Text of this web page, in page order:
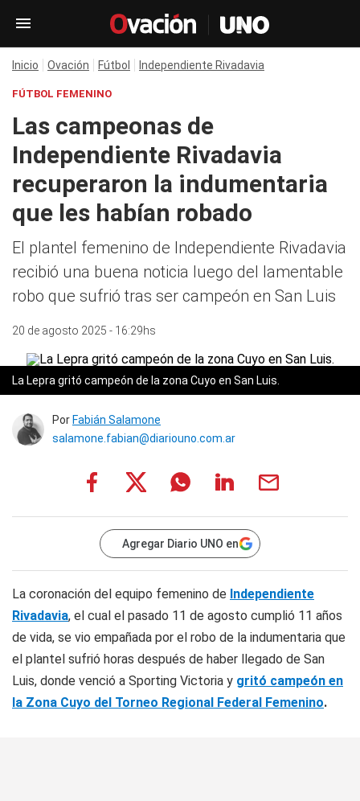
Inicio Ovación Fútbol Independiente Rivadavia
FÚTBOL FEMENINO
Las campeonas de
Independiente Rivadavia
recuperaron la indumentaria
que les habían robado
El plantel femenino de Independiente Rivadavia
recibió una buena noticia luego del lamentable
robo que sufrió tras ser campeón en San Luis
20 de agosto 2025 - 16:29hs
La Lepra gritó campeón de la zona Cuyo en San Luis.
Por Fabián Salamone
salamone.fabian@diariouno.com.ar
Agregar Diario UNO en
La coronación del equipo femenino de Independiente
Rivadavia, el cual el pasado 11 de agosto cumplió 11 años
de vida, se vio empañada por el robo de la indumentaria que
el plantel sufrió horas después de haber llegado de San
Luis, donde venció a Sporting Victoria y gritó campeón en
la Zona Cuyo del Torneo Regional Federal Femenino.